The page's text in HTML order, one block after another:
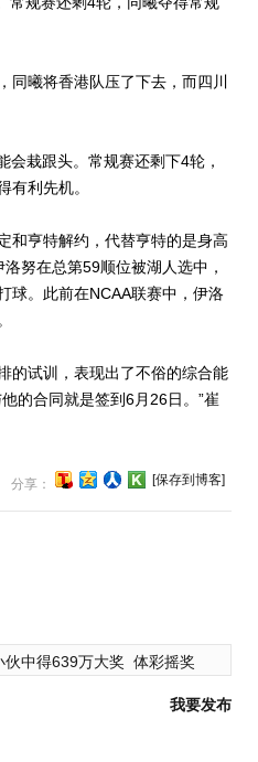
曦将香港队压了下去，而四川
栽跟头。常规赛还剩下4轮，
有利先机。
亨特解约，代替亨特的是身高
努在总第59顺位被湖人选中，
球。此前在NCAA联赛中，伊洛
试训，表现出了不俗的综合能
的合同就是签到6月26日。”崔
分享： [保存到博客]
伙中得639万大奖 体彩摇奖
我要发布